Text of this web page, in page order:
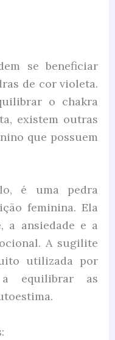
se beneficiar
de cor violeta.
o chakra
existem outras
que possuem
é uma pedra
feminina. Ela
a ansiedade e a
A sugilite
utilizada por
equilibrar as